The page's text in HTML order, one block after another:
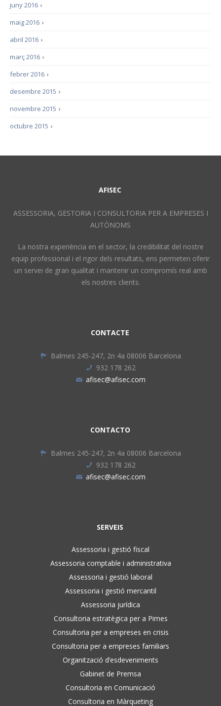
›
juny 2016
›
maig 2016
›
abril 2016
›
març 2016
›
febrer 2016
›
desembre 2015
›
novembre 2015
›
octubre 2015
AFISEC
ASSESSORIA, GESTORIA I CONSULTORIA PER A EMPRESES I
AUTÒNOMS
La nostra experiència en el sector, la credibilitat del nostre
equip professional i el rigor dels resultats, ens permeten oferir
un servei de gran qualitat i mantenir un compromís real amb
els nostres clients.
CONTACTE
Balmes 245-247, 2n 4a 08006 Barcelona
932 178 262
afisec@afisec.com
CONTACTO
Balmes 245-247, 2n 4a 08006 Barcelona
932 178 262
afisec@afisec.com
SERVEIS
Assessoria i gestió fiscal
Assessoria comptable i administrativa
Assessoria i gestió laboral
Assessoria i gestió mercantil
Assessoria jurídica
Consultoria estratègica per a Pimes
Consultoria per a empreses en crisis
Consultoria per a empreses familiars
Organització d’esdeveniments
Gabinet de Premsa
Consultoria en Comunicació
Consultoria en Màrqueting